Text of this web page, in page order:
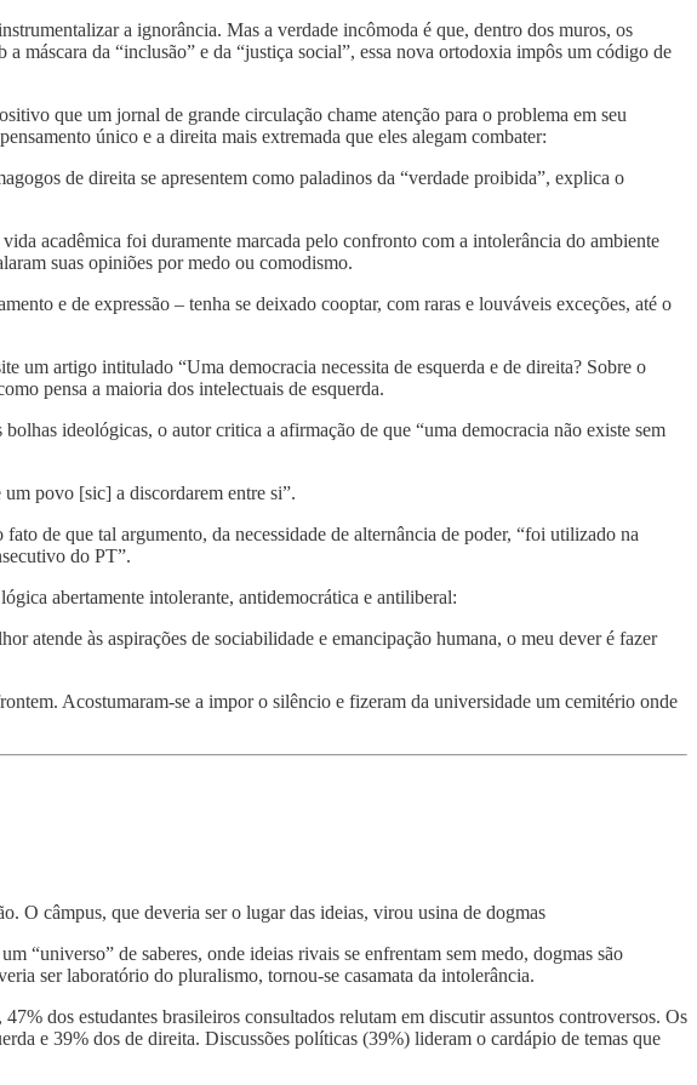
a ignorância. Mas a verdade incômoda é que, dentro dos muros, os
máscara da “inclusão” e da “justiça social”, essa nova ortodoxia impôs um código de
que um jornal de grande circulação chame atenção para o problema em seu
único e a direita mais extremada que eles alegam combater:
de direita se apresentem como paladinos da “verdade proibida”, explica o
acadêmica foi duramente marcada pelo confronto com a intolerância do ambiente
suas opiniões por medo ou comodismo.
e de expressão – tenha se deixado cooptar, com raras e louváveis exceções, até o
um artigo intitulado “Uma democracia necessita de esquerda e de direita? Sobre o
pensa a maioria dos intelectuais de esquerda.
ideológicas, o autor critica a afirmação de que “uma democracia não existe sem
povo [sic] a discordarem entre si”.
de que tal argumento, da necessidade de alternância de poder, “foi utilizado na
do PT”.
abertamente intolerante, antidemocrática e antiliberal:
atende às aspirações de sociabilidade e emancipação humana, o meu dever é fazer
Acostumaram-se a impor o silêncio e fizeram da universidade um cemitério onde
O câmpus, que deveria ser o lugar das ideias, virou usina de dogmas
“universo” de saberes, onde ideias rivais se enfrentam sem medo, dogmas são
ser laboratório do pluralismo, tornou-se casamata da intolerância.
dos estudantes brasileiros consultados relutam em discutir assuntos controversos. Os
e 39% dos de direita. Discussões políticas (39%) lideram o cardápio de temas que